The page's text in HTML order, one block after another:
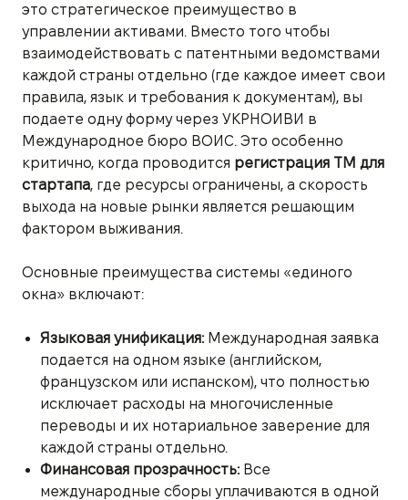
это стратегическое преимущество в
управлении активами. Вместо того чтобы
взаимодействовать с патентными ведомствами
каждой страны отдельно (где каждое имеет свои
правила, язык и требования к документам), вы
подаете одну форму через УКРНОИВИ в
Международное бюро ВОИС. Это особенно
критично, когда проводится регистрация ТМ для
стартапа, где ресурсы ограничены, а скорость
выхода на новые рынки является решающим
фактором выживания.
Основные преимущества системы «единого
окна» включают:
Языковая унификация:Международная заявка
подается на одном языке (английском,
французском или испанском), что полностью
исключает расходы на многочисленные
переводы и их нотариальное заверение для
каждой страны отдельно.
Финансовая прозрачность:Все
международные сборы уплачиваются в одной